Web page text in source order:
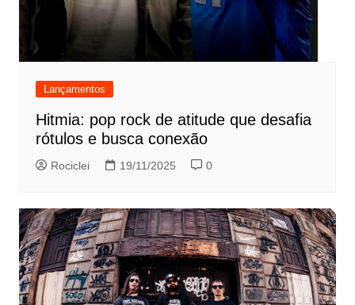
Lançamentos
Hitmia: pop rock de atitude que desafia
rótulos e busca conexão
Rociclei 19/11/2025 0